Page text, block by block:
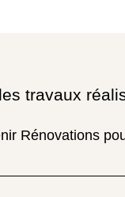
travaux
Rénovations